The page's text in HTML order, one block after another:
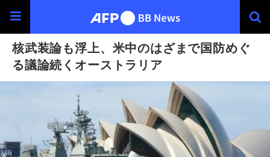
核武装論も浮上、米中のはざまで国防めぐ
る議論続くオーストラリア